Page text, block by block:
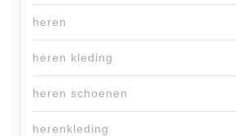
heren
heren kleding
heren schoenen
herenkleding